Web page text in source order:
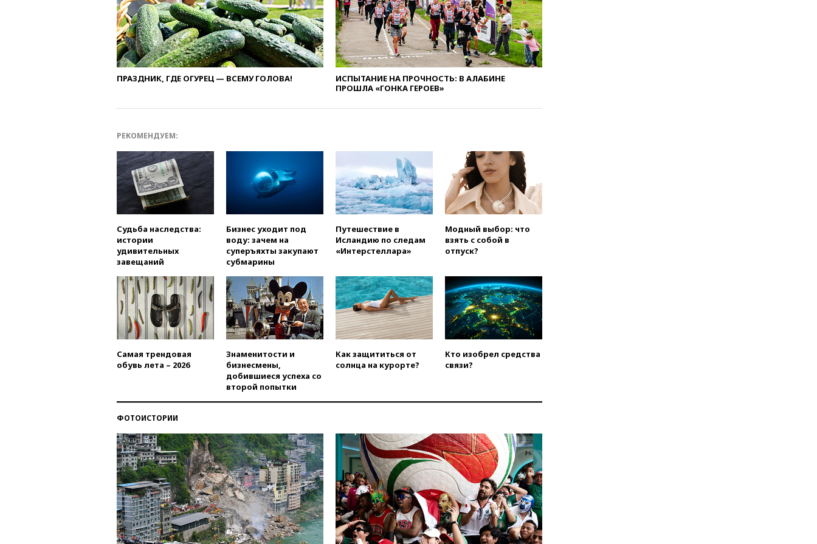
анонсировал скорое
соглашение о прекращении
огня США и Ирана
вчера, 22:15Три человека
получили ножевые ранения
при нападении в Чехии
вчера, 22:00
РЛС для Белгородской
отказал Украине в
использовании Starlink для
атак вглубь РФ
вчера, 21:35После пожара на
складе в Брянске возбудили
уголовное дело
вчера, 21:26Лидеры сборной
РФ по гимнастике получили
официальный отказ в визах от
вчера, 21:15Пентагон
опубликовал 16 новых видео с
НЛО
вчера, 21:00 На границе
Украины с Польшей скопилось
вчера, 20:53 Швыдкой:
вчера, 20:45ПВО за день
вчера, 20:35Велосипедист
погиб при атаке FPV-дрона в
Белгородской области
вчера, 20:30 Лидию Невзорову
заочно арестовали по делу о
финансировании
экстремизма
вчера, 20:20Суд США
ПРАЗДНИК, ГДЕ ОГУРЕЦ — ВСЕМУ ГОЛОВА!
ИСПЫТАНИЕ НА ПРОЧНОСТЬ: В АЛАБИНЕ
ПРОШЛА «ГОНКА ГЕРОЕВ»
РЕКОМЕНДУЕМ:
Судьба наследства:
истории
удивительных
завещаний
Бизнес уходит под
воду: зачем на
суперъяхты закупают
субмарины
Путешествие в
Исландию по следам
«Интерстеллара»
Модный выбор: что
взять с собой в
отпуск?
Самая трендовая
обувь лета – 2026
Знаменитости и
бизнесмены,
добившиеся успеха со
второй попытки
Как защититься от
солнца на курорте?
Кто изобрел средства
связи?
ФОТОИСТОРИИ